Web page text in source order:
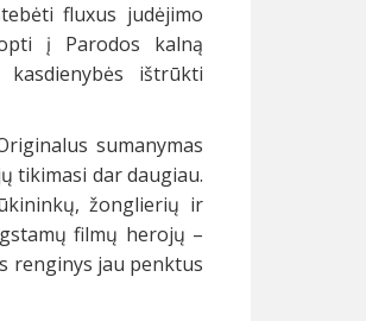
fluxus judėjimo
į Parodos kalną
ištrūkti
sumanymas
tikimasi dar daugiau.
žonglierių ir
filmų herojų –
renginys jau penktus